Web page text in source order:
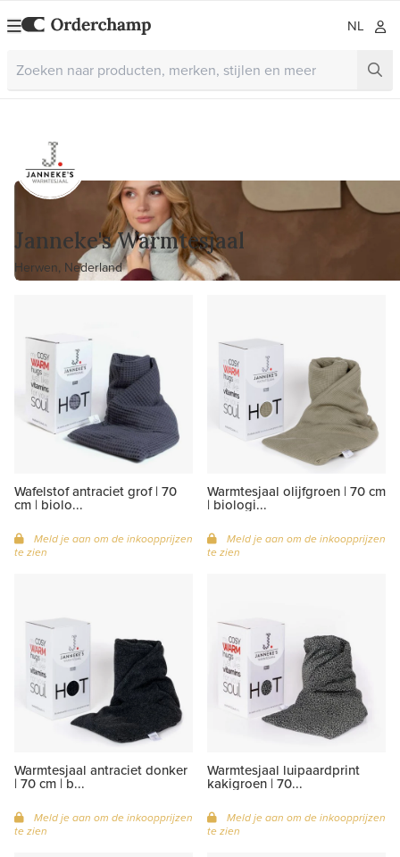
NL
Janneke's Warmtesjaal
Herwen, Nederland
Wafelstof antraciet grof | 70
cm | biolo...
Meld je aan om de inkoopprijzen
te zien
Warmtesjaal olijfgroen | 70 cm
| biologi...
Meld je aan om de inkoopprijzen
te zien
Warmtesjaal antraciet donker
| 70 cm | b...
Meld je aan om de inkoopprijzen
te zien
Warmtesjaal luipaardprint
kakigroen | 70...
Meld je aan om de inkoopprijzen
te zien